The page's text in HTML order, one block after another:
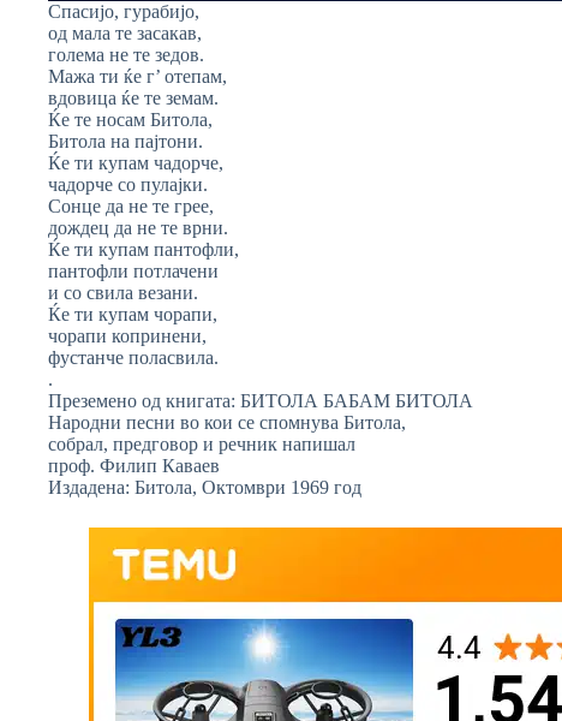
Спасијо, гурабијо,
од мала те засакав,
голема не те зедов.
Мажа ти ќе г’ отепам,
вдовица ќе те земам.
Ќe те носам Битола,
Битола на пајтони.
Ќe ти купам чадорче,
чадорче со пулајки.
Сонце да не те грее,
дождец да не те врни.
Ќe ти купам пантофли,
пантофли потлачени
и со свила везани.
Ќe ти купам чорапи,
чорапи копринени,
фустанче поласвила.
.
Преземено од книгата: БИТОЛА БАБАМ БИТОЛА
Народни песни во кои се спомнува Битола,
собрал, предговор и речник напишал
проф. Филип Каваев
Издадена: Битола, Октомври 1969 год